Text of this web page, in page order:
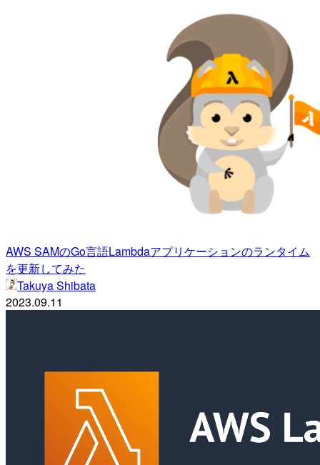
AWS SAMのGo言語Lambdaアプリケーションのランタイム
を更新してみた
Takuya Shibata
2023.09.11